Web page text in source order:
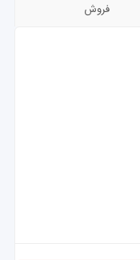
فروش